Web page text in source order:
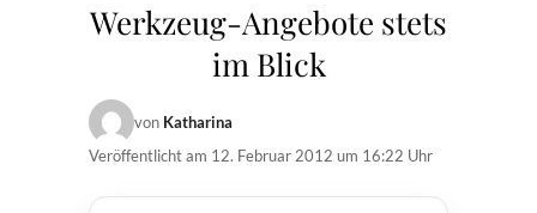
Werkzeug-Angebote stets
im Blick
von Katharina
Veröffentlicht am 12. Februar 2012 um 16:22 Uhr